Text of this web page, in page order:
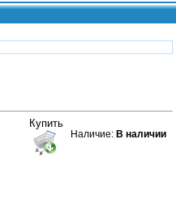
Купить
Наличие: В наличии